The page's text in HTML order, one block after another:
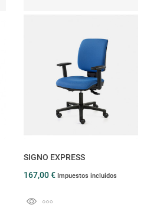
SIGNO EXPRESS
167,00 € Impuestos incluidos